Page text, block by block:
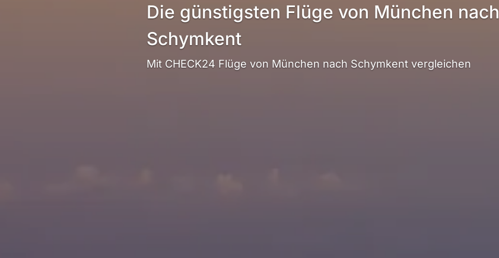
Die günstigsten Flüge von München nach
Schymkent
Mit CHECK24 Flüge von München nach Schymkent vergleichen